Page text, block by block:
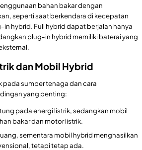
bahan bakar dengan
seperti saat berkendara di kecepatan
hybrid. Full hybrid dapat berjalan hanya
plug-in hybrid memiliki baterai yang
dan Mobil Hybrid
pada sumber tenaga dan cara
yang penting:
pada energi listrik, sedangkan mobil
bakar dan motor listrik.
sementara mobil hybrid menghasilkan
tetapi tetap ada.